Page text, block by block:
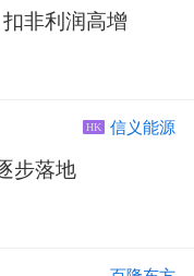
非利润高增
HK 信义能源
步落地